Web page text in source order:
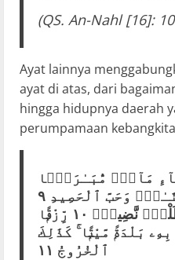
(QS. An-Nahl [16]:
Ayat lainnya
ayat di atas, dari
hingga hidupnya daerah
perumpamaan
مَآءًۭ مُّبَـٰرَكًۭا
فَأَنۢبَتْنَا بِهِۦ جَنَّـٰتٍۢ وَحَبَّ ٱلْحَصِيدِ ٩
وَٱلنَّخْلَ بَاسِقَـٰتٍۢ لَّهَا طَلْعٌۭ نَّضِيدٌۭ ١٠ رِّزْقًۭا
بَلْدَةًۭ مَّيْتًۭا ۚ كَذَٰلِكَ
ٱلْخُرُوجُ ١١